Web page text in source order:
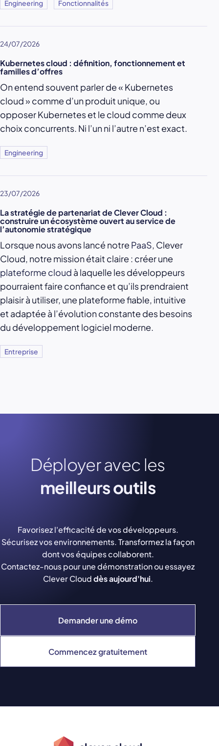
Engineering Fonctionnalités
24/07/2026
Kubernetes cloud : définition, fonctionnement et
familles d’offres
On entend souvent parler de « Kubernetes
cloud » comme d’un produit unique, ou
opposer Kubernetes et le cloud comme deux
choix concurrents. Ni l’un ni l’autre n’est exact.
Engineering
23/07/2026
La stratégie de partenariat de Clever Cloud :
construire un écosystème ouvert au service de
l’autonomie stratégique
Lorsque nous avons lancé notre PaaS, Clever
Cloud, notre mission était claire : créer une
plateforme cloud à laquelle les développeurs
pourraient faire confiance et qu’ils prendraient
plaisir à utiliser, une plateforme fiable, intuitive
et adaptée à l’évolution constante des besoins
du développement logiciel moderne.
Entreprise
Déployer avec les
meilleurs outils
Demander une démo
Commencez gratuitement
Favorisez l'efficacité de vos développeurs.
Sécurisez vos environnements. Transformez la façon
dont vos équipes collaborent.
Contactez-nous pour une démonstration ou essayez
Clever Clouddès aujourd'hui.